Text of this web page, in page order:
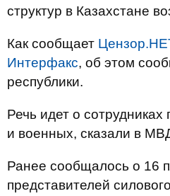
структур в Казахстане
Как сообщает
Интерфакс, об этом
республики.
Речь идет о
и военных, сказали в
Ранее сообщалось о 16
представителей